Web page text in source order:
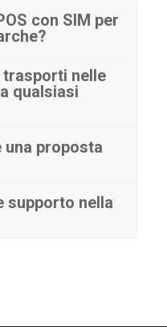
con SIM per
trasporti nelle
qualsiasi
proposta
supporto nella